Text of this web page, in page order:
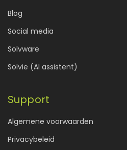
Blog
Social media
Solvware
Solvie (AI assistent)
Support
Algemene voorwaarden
Privacybeleid